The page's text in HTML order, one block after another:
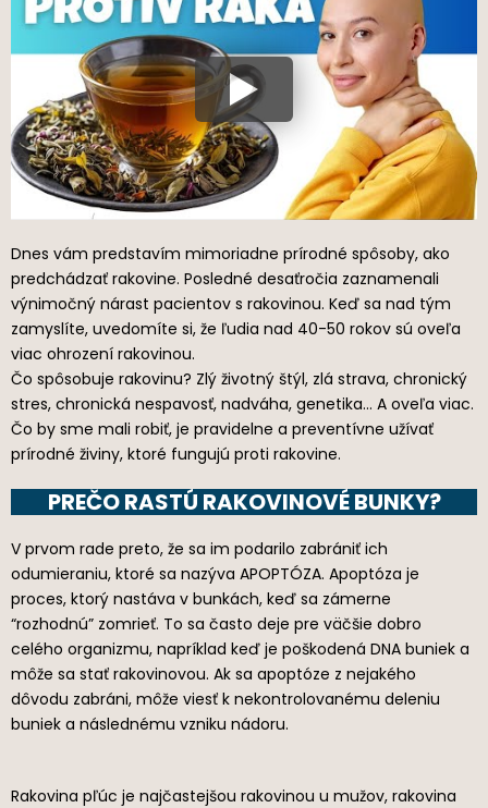
Dnes vám predstavím mimoriadne prírodné spôsoby, ako
predchádzať rakovine. Posledné desaťročia zaznamenali
výnimočný nárast pacientov s rakovinou. Keď sa nad tým
zamyslíte, uvedomíte si, že ľudia nad 40-50 rokov sú oveľa
viac ohrození rakovinou.
Čo spôsobuje rakovinu? Zlý životný štýl, zlá strava, chronický
stres, chronická nespavosť, nadváha, genetika… A oveľa viac.
Čo by sme mali robiť, je pravidelne a preventívne užívať
prírodné živiny, ktoré fungujú proti rakovine.
PREČO RASTÚ RAKOVINOVÉ BUNKY?
V prvom rade preto, že sa im podarilo zabrániť ich
odumieraniu, ktoré sa nazýva APOPTÓZA. Apoptóza je
proces, ktorý nastáva v bunkách, keď sa zámerne
“rozhodnú” zomrieť. To sa často deje pre väčšie dobro
celého organizmu, napríklad keď je poškodená DNA buniek a
môže sa stať rakovinovou. Ak sa apoptóze z nejakého
dôvodu zabráni, môže viesť k nekontrolovanému deleniu
buniek a následnému vzniku nádoru.
Rakovina pľúc je najčastejšou rakovinou u mužov, rakovina